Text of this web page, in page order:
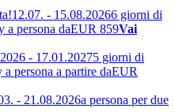
12.07. - 15.08.20266 giorni di
a persona daEUR 859Vai
- 17.01.20275 giorni di
persona a partire daEUR
- 21.08.2026a persona per due